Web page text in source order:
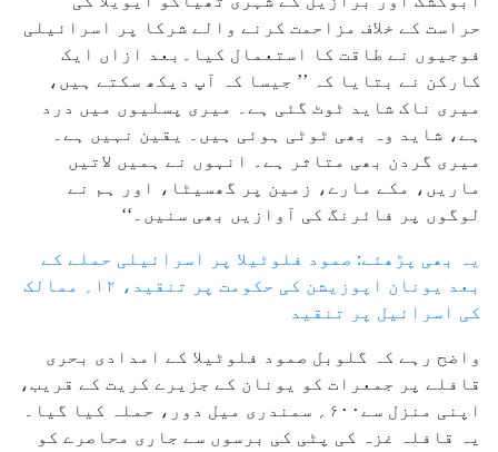
حراست کے خلاف مزاحمت کرنے والے شرکا پر اسرائیلی
فوجیوں نے طاقت کا استعمال کیا۔بعد ازاں ایک
کارکن نے بتایا کہ ’’ جیسا کہ آپ دیکھ سکتے ہیں،
میری ناک شاید ٹوٹ گئی ہے۔ میری پسلیوں میں درد
ہے، شاید وہ بھی ٹوٹی ہوئی ہیں۔ یقین نہیں ہے۔
میری گردن بھی متاثر ہے۔ انہوں نے ہمیں لاتیں
ماریں، مکے مارے، زمین پر گھسیٹا، اور ہم نے
لوگوں پر فائرنگ کی آوازیں بھی سنیں۔‘‘
یہ بھی پڑھئے: صمود فلوٹیلا پر اسرائیلی حملے کے
بعد یونان اپوزیشن کی حکومت پر تنقید، ۱۲؍ ممالک
کی اسرائیل پر تنقید
واضح رہے کہ گلوبل صمود فلوٹیلا کے امدادی بحری
قافلے پر جمعرات کو یونان کے جزیرے کریت کے قریب،
اپنی منزل سے۶۰۰؍ سمندری میل دور، حملہ کیا گیا۔
یہ قافلہ غزہ کی پٹی کی برسوں سے جاری محاصرے کو